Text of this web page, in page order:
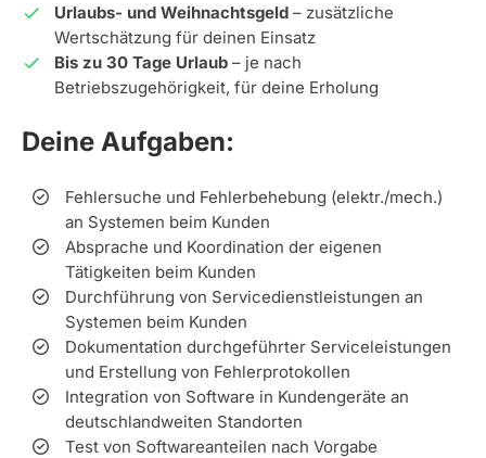
Urlaubs- und Weihnachtsgeld – zusätzliche
Wertschätzung für deinen Einsatz
Bis zu 30 Tage Urlaub – je nach
Betriebszugehörigkeit, für deine Erholung
Deine Aufgaben:
Fehlersuche und Fehlerbehebung (elektr./mech.)
an Systemen beim Kunden
Absprache und Koordination der eigenen
Tätigkeiten beim Kunden
Durchführung von Servicedienstleistungen an
Systemen beim Kunden
Dokumentation durchgeführter Serviceleistungen
und Erstellung von Fehlerprotokollen
Integration von Software in Kundengeräte an
deutschlandweiten Standorten
Test von Softwareanteilen nach Vorgabe